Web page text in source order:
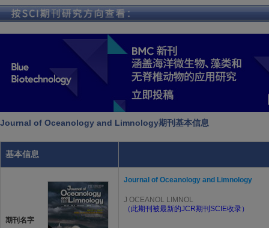
Journal of Oceanology and Limnology期刊基本信息
基本信息
期刊名字
Journal of Oceanology and Limnology
J OCEANOL LIMNOL
（此期刊被最新的JCR期刊SCIE收录）